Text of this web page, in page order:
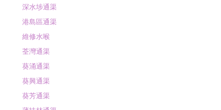
深水埗通渠
港島區通渠
維修水喉
荃灣通渠
葵涌通渠
葵興通渠
葵芳通渠